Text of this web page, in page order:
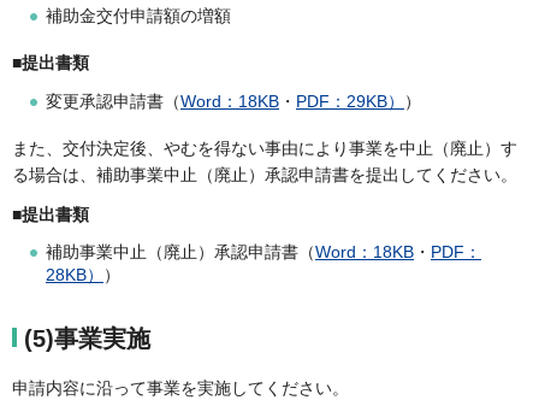
補助金交付申請額の増額
■提出書類
変更承認申請書（Word：18KB ・ PDF：29KB） ）
また、交付決定後、やむを得ない事由により事業を中止（廃止）す
る場合は、補助事業中止（廃止）承認申請書を提出してください。
■提出書類
補助事業中止（廃止）承認申請書（Word：18KB ・ PDF：
28KB）
）
(5)事業実施
申請内容に沿って事業を実施してください。